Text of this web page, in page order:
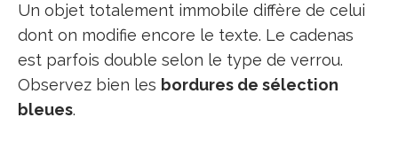
Un objet totalement immobile diffère de celui
dont on modifie encore le texte. Le cadenas
est parfois double selon le type de verrou.
Observez bien les bordures de sélection
bleues.